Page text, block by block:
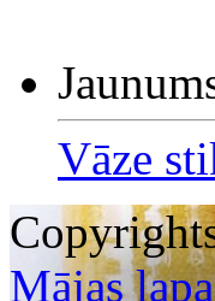
Vāze
Mājas